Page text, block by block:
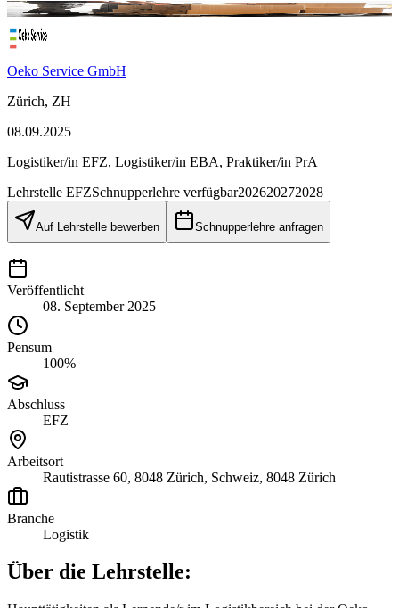
Oeko Service GmbH
Zürich, ZH
08.09.2025
Logistiker/in EFZ, Logistiker/in EBA, Praktiker/in PrA
Lehrstelle EFZSchnupperlehre verfügbar202620272028
Auf Lehrstelle bewerben Schnupperlehre anfragen
Veröffentlicht
08. September 2025
Pensum
100%
Abschluss
EFZ
Arbeitsort
Rautistrasse 60, 8048 Zürich, Schweiz, 8048 Zürich
Branche
Logistik
Über die Lehrstelle: